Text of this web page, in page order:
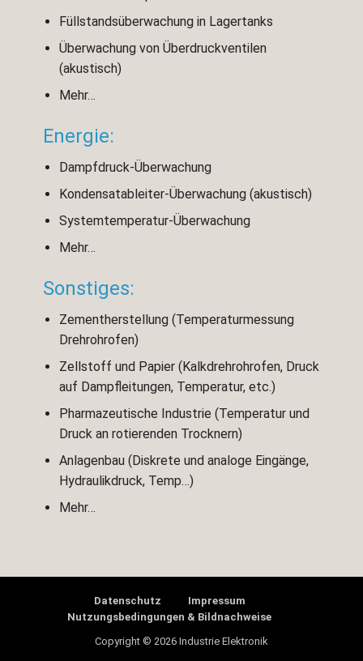
Füllstandsüberwachung in Lagertanks
Überwachung von Überdruckventilen
(akustisch)
Mehr…
Energie:
Dampfdruck-Überwachung
Kondensatableiter-Überwachung (akustisch)
Systemtemperatur-Überwachung
Mehr…
Sonstiges:
Zementherstellung (Temperaturmessung
Drehrohrofen)
Zellstoff und Papier (Kalkdrehrohrofen, Druck
auf Dampfleitungen, Temperatur, etc.)
Pharmazeutische Industrie (Temperatur und
Druck an rotierenden Trocknern)
Anlagenbau (Diskrete und analoge Eingänge,
Hydraulikdruck, Temp…)
Mehr…
Datenschutz
Impressum
Nutzungsbedingungen & Bildnachweise
Copyright © 2026 Industrie Elektronik